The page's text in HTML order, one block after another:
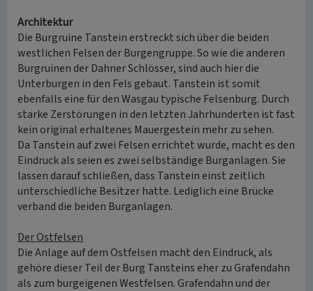
Architektur
Die Burgruine Tanstein erstreckt sich über die beiden
westlichen Felsen der Burgengruppe. So wie die anderen
Burgruinen der Dahner Schlösser, sind auch hier die
Unterburgen in den Fels gebaut. Tanstein ist somit
ebenfalls eine für den Wasgau typische Felsenburg. Durch
starke Zerstörungen in den letzten Jahrhunderten ist fast
kein original erhaltenes Mauergestein mehr zu sehen.
Da Tanstein auf zwei Felsen errichtet wurde, macht es den
Eindruck als seien es zwei selbständige Burganlagen. Sie
lassen darauf schließen, dass Tanstein einst zeitlich
unterschiedliche Besitzer hatte. Lediglich eine Brücke
verband die beiden Burganlagen.
Der Ostfelsen
Die Anlage auf dem Ostfelsen macht den Eindruck, als
gehöre dieser Teil der Burg Tansteins eher zu Grafendahn
als zum burgeigenen Westfelsen. Grafendahn und der